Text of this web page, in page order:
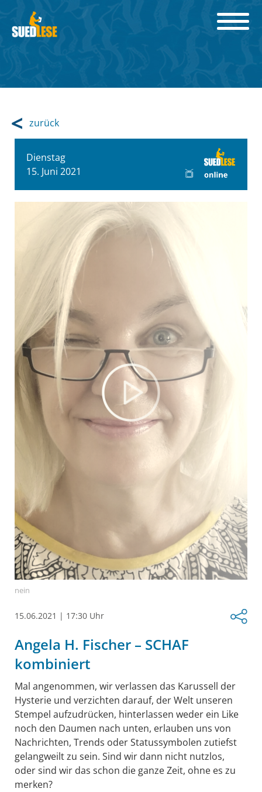
zurück
Dienstag
15. Juni 2021
nein
15.06.2021 | 17:30 Uhr
Angela H. Fischer – SCHAF
kombiniert
Mal angenommen, wir verlassen das Karussell der
Hysterie und verzichten darauf, der Welt unseren
Stempel aufzudrücken, hinterlassen weder ein Like
noch den Daumen nach unten, erlauben uns von
Nachrichten, Trends oder Statussymbolen zutiefst
gelangweilt zu sein. Sind wir dann nicht nutzlos,
oder sind wir das schon die ganze Zeit, ohne es zu
merken?